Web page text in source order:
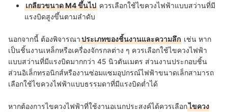
เกลียวขนาด M4 ขึ้นไป ควรเลือกใช้ไขควงไฟฟ้าแบบสว่านที่มี
แรงบิดสูงขึ้นตามลำดับ
นอกจากนี้ ต้องพิจารณาประเภทของชิ้นงานและความลึก เช่น หาก
เป็นชิ้นงานเหล็กหรือเครื่องจักรกลต่าง ๆ ควรเลือกใช้ไขควงไฟฟ้า
แบบสว่านที่มีแรงบิดมากกว่า 45 นิวตันเมตร ส่วนงานประกอบชิ้น
ส่วนอิเล็กทรอนิกส์หรืองานซ่อมแซมอุปกรณ์ไฟฟ้าขนาดเล็กสามารถ
เลือกใช้ไขควงไฟฟ้าแบบธรรมดาที่มีแรงบิดต่ำได้
หากต้องการไขควงไฟฟ้าที่ใช้งานอเนกประสงค์ได้ควรเลือกไขควง